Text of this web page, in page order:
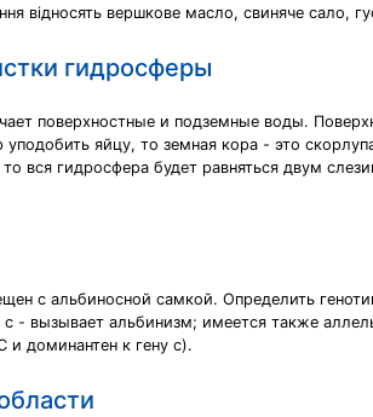
відносять вершкове масло, свиняче сало,
гидросферы
поверхностные и подземные воды.
яйцу, то земная кора - это
вся гидросфера будет равняться двум
с альбиносной самкой. Определить
- вызывает альбинизм; имеется также
и доминантен к гену с).